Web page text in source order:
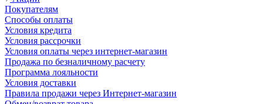
Покупателям
Способы оплаты
Условия кредита
Условия рассрочки
Условия оплаты через интернет-магазин
Продажа по безналичному расчету
Программа лояльности
Условия доставки
Правила продажи через Интернет-магазин